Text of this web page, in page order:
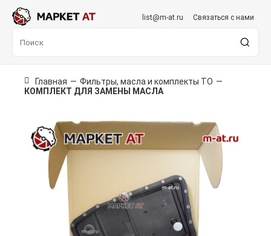
list@m-at.ru Связаться с нами
Главная — Фильтры, масла и комплекты ТО —
КОМПЛЕКТ ДЛЯ ЗАМЕНЫ МАСЛА